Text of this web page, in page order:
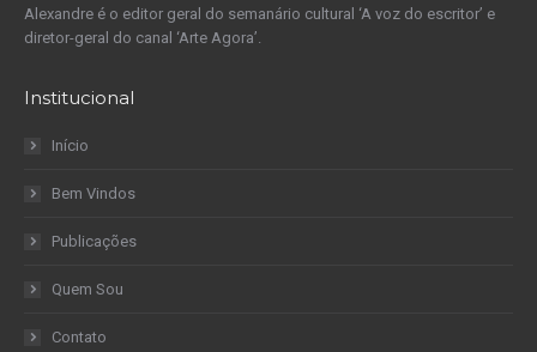
Alexandre é o editor geral do semanário cultural ‘A voz do escritor’ e
diretor-geral do canal ‘Arte Agora’.
Institucional
Início
Bem Vindos
Publicações
Quem Sou
Contato